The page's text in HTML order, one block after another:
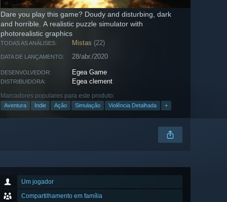
Dare you play this game? Doudy and disturbing, dark
and horrible. A realistic puzzle simulator with
photorealistic graphics
TODAS AS ANÁLISES: Mistas (22)
DATA DE LANÇAMENTO: 28/abr./2020
DESENVOLVEDOR: Egea Game
DISTRIBUIDORA: Egea clement
Marcadores populares para este produto:
Aventura Indie Ação Simulação Violência Detalhada +
Um jogador
Compartilhamento em família